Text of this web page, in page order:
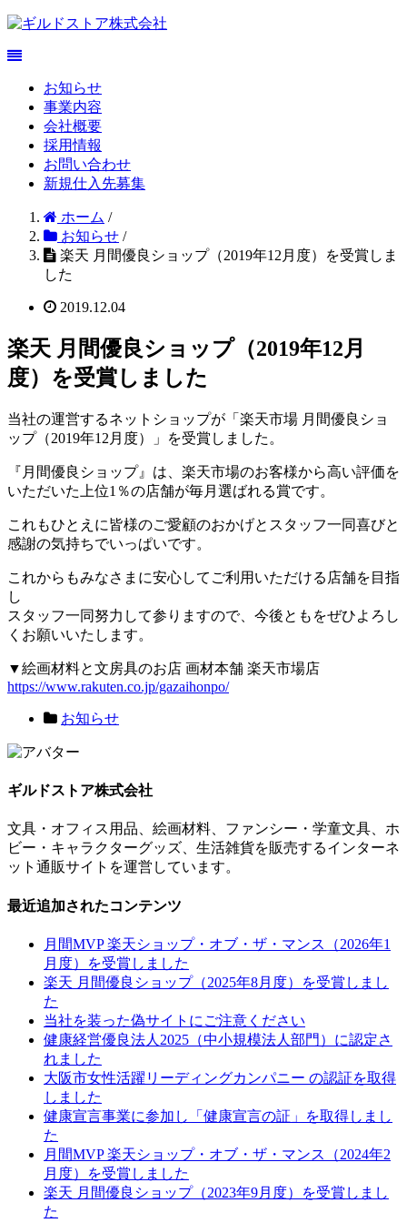
お知らせ
事業内容
会社概要
採用情報
お問い合わせ
新規仕入先募集
ホーム /
お知らせ /
楽天 月間優良ショップ（2019年12月度）を受賞しま
した
2019.12.04
楽天 月間優良ショップ（2019年12月
度）を受賞しました
当社の運営するネットショップが「楽天市場 月間優良ショ
ップ（2019年12月度）」を受賞しました。
『月間優良ショップ』は、楽天市場のお客様から高い評価を
いただいた上位1％の店舗が毎月選ばれる賞です。
これもひとえに皆様のご愛顧のおかげとスタッフ一同喜びと
感謝の気持ちでいっぱいです。
これからもみなさまに安心してご利用いただける店舗を目指
し
スタッフ一同努力して参りますので、今後ともをぜひよろし
くお願いいたします。
▼絵画材料と文房具のお店 画材本舗 楽天市場店
https://www.rakuten.co.jp/gazaihonpo/
お知らせ
ギルドストア株式会社
文具・オフィス用品、絵画材料、ファンシー・学童文具、ホ
ビー・キャラクターグッズ、生活雑貨を販売するインターネ
ット通販サイトを運営しています。
最近追加されたコンテンツ
月間MVP 楽天ショップ・オブ・ザ・マンス（2026年1
月度）を受賞しました
楽天 月間優良ショップ（2025年8月度）を受賞しまし
た
当社を装った偽サイトにご注意ください
健康経営優良法人2025（中小規模法人部門）に認定さ
れました
大阪市女性活躍リーディングカンパニー の認証を取得
しました
健康宣言事業に参加し「健康宣言の証」を取得しまし
た
月間MVP 楽天ショップ・オブ・ザ・マンス（2024年2
月度）を受賞しました
楽天 月間優良ショップ（2023年9月度）を受賞しまし
た